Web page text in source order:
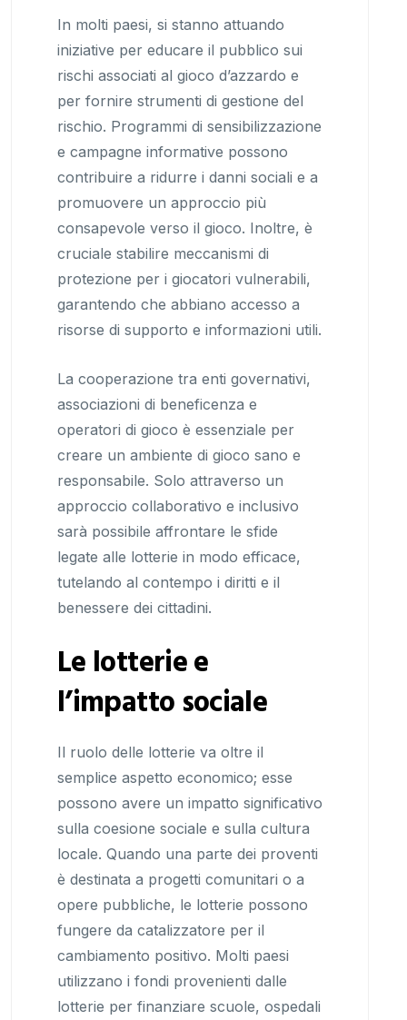
In molti paesi, si stanno attuando
iniziative per educare il pubblico sui
rischi associati al gioco d’azzardo e
per fornire strumenti di gestione del
rischio. Programmi di sensibilizzazione
e campagne informative possono
contribuire a ridurre i danni sociali e a
promuovere un approccio più
consapevole verso il gioco. Inoltre, è
cruciale stabilire meccanismi di
protezione per i giocatori vulnerabili,
garantendo che abbiano accesso a
risorse di supporto e informazioni utili.
La cooperazione tra enti governativi,
associazioni di beneficenza e
operatori di gioco è essenziale per
creare un ambiente di gioco sano e
responsabile. Solo attraverso un
approccio collaborativo e inclusivo
sarà possibile affrontare le sfide
legate alle lotterie in modo efficace,
tutelando al contempo i diritti e il
benessere dei cittadini.
Le lotterie e
l’impatto sociale
Il ruolo delle lotterie va oltre il
semplice aspetto economico; esse
possono avere un impatto significativo
sulla coesione sociale e sulla cultura
locale. Quando una parte dei proventi
è destinata a progetti comunitari o a
opere pubbliche, le lotterie possono
fungere da catalizzatore per il
cambiamento positivo. Molti paesi
utilizzano i fondi provenienti dalle
lotterie per finanziare scuole, ospedali